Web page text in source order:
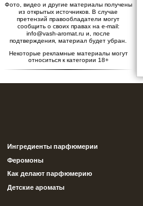
Фото, видео и другие материалы получены
из открытых источников. В случае
претензий правообладатели могут
сообщить о своих правах на e-mail:
info@vash-aromat.ru и, после
подтверждения, материал будет убран.
Некоторые рекламные материалы могут
относиться к категории 18+
Ингредиенты парфюмерии
Феромоны
Как делают парфюмерию
Детские ароматы